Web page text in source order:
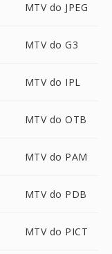
MTV do JPEG
MTV do G3
MTV do IPL
MTV do OTB
MTV do PAM
MTV do PDB
MTV do PICT